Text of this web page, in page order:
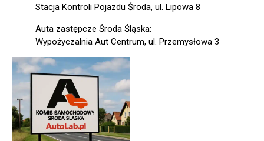
Stacja Kontroli Pojazdu Środa, ul. Lipowa 8
Auta zastępcze Środa Śląska:
Wypożyczalnia Aut Centrum, ul. Przemysłowa 3